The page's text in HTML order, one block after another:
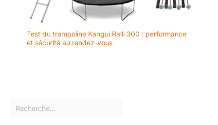
Test du trampoline Kangui Ralli 300 : performance
et sécurité au rendez-vous